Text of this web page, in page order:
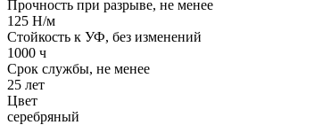
Прочность при разрыве, не менее
125 H/м
Стойкость к УФ, без изменений
1000 ч
Срок службы, не менее
25 лет
Цвет
серебряный